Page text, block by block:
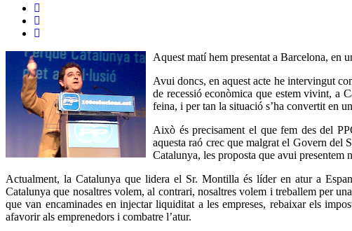
Aquest matí hem presentat a Barcelona, en
Avui doncs, en aquest acte he intervingut
de recessió econòmica que estem vivint, a
feina, i per tan la situació s’ha convertit en
Això és precisament el que fem des del
aquesta raó crec que malgrat el Govern del
Catalunya, les proposta que avui presentem
Actualment, la Catalunya que lidera el Sr. Montilla és líder en atur a
Catalunya que nosaltres volem, al contrari, nosaltres volem i treballem per
que van encaminades en injectar liquiditat a les empreses, rebaixar els
afavorir als emprenedors i combatre l’atur.